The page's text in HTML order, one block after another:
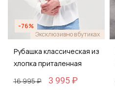
-76%
Эксклюзивно в бутиках
Рубашка классическая из
хлопка приталенная
16 995 ₽
3 995 ₽